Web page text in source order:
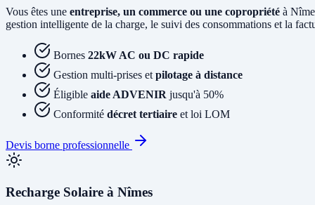
Vous êtes une entreprise, un commerce ou une copropriété à
gestion intelligente de la charge, le suivi des consommations et la
Bornes 22kW AC ou DC rapide
Gestion multi-prises et pilotage à distance
Éligible aide ADVENIR jusqu'à 50%
Conformité décret tertiaire et loi LOM
Devis borne professionnelle
Recharge Solaire à Nîmes